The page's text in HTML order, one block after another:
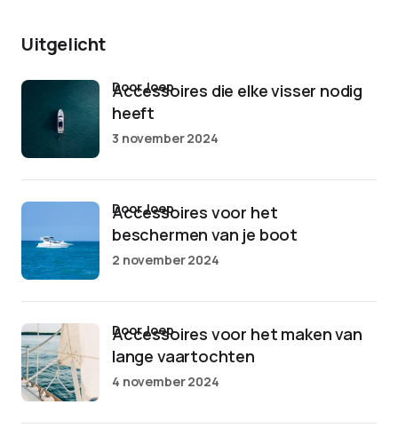
Uitgelicht
Accessoires die elke visser nodig
heeft
door Joep
3 november 2024
Accessoires voor het
beschermen van je boot
door Joep
2 november 2024
Accessoires voor het maken van
lange vaartochten
door Joep
4 november 2024